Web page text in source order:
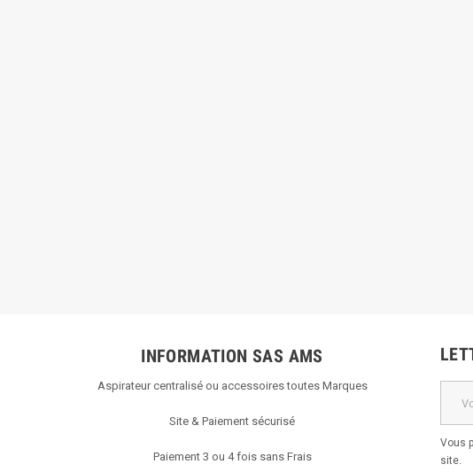
INFORMATION SAS AMS
Aspirateur centralisé ou accessoires toutes Marques
Site & Paiement sécurisé
Paiement 3 ou 4 fois sans Frais
Vous
site.